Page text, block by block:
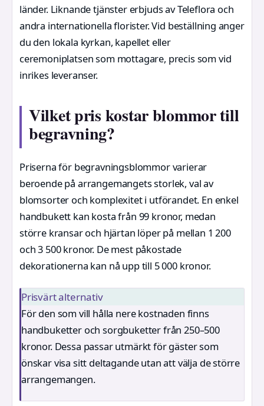
länder. Liknande tjänster erbjuds av Teleflora och
andra internationella florister. Vid beställning anger
du den lokala kyrkan, kapellet eller
ceremoniplatsen som mottagare, precis som vid
inrikes leveranser.
Vilket pris kostar blommor till
begravning?
Priserna för begravningsblommor varierar
beroende på arrangemangets storlek, val av
blomsorter och komplexitet i utförandet. En enkel
handbukett kan kosta från 99 kronor, medan
större kransar och hjärtan löper på mellan 1 200
och 3 500 kronor. De mest påkostade
dekorationerna kan nå upp till 5 000 kronor.
Prisvärt alternativ
För den som vill hålla nere kostnaden finns
handbuketter och sorgbuketter från 250–500
kronor. Dessa passar utmärkt för gäster som
önskar visa sitt deltagande utan att välja de större
arrangemangen.